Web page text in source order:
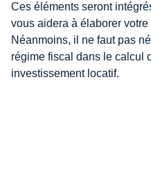
Ces éléments seront
vous aidera à élaborer
Néanmoins, il ne faut pas
régime fiscal dans le calcul
investissement locatif.